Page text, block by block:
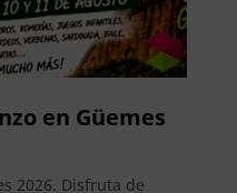
en Güemes
2026. Disfruta de